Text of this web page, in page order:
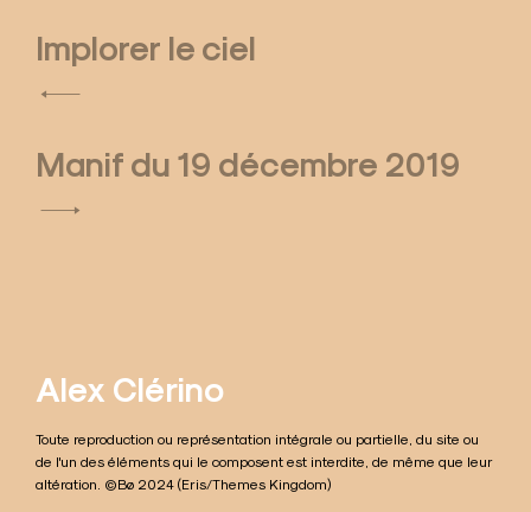
N
a
v
t
i
o
Implorer le ciel
Manif du 19 décembre 2019
Alex Clérino
Toute reproduction ou représentation intégrale ou partielle, du site ou
de l'un des éléments qui le composent est interdite, de même que leur
altération. ©Bø 2024 (Eris/Themes Kingdom)